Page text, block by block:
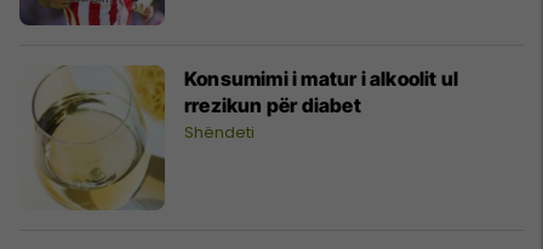
Konsumimi i matur i alkoolit ul
rrezikun për diabet
Shëndeti